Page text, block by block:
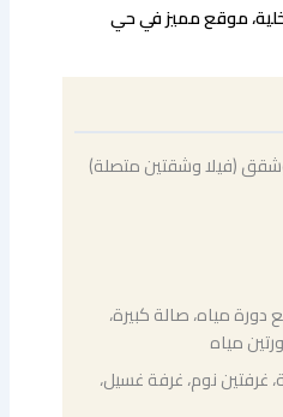
موقع مميز في حي
وشقق (فيلا وشقتين متصلة)
مياه، صالة كبيرة،
غرفتين نوم، غرفة غسيل،